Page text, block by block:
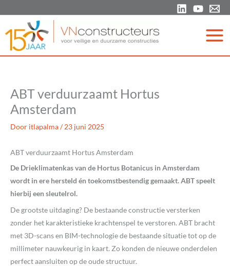
de
inhoud
ABT verduurzaamt Hortus
Amsterdam
Door itlapalma/23 juni 2025
ABT verduurzaamt Hortus Amsterdam
De Drieklimatenkas van de Hortus Botanicus in Amsterdam
wordt in ere hersteld én toekomstbestendig gemaakt. ABT speelt
hierbij een sleutelrol.
De grootste uitdaging? De bestaande constructie versterken
zonder het karakteristieke krachtenspel te verstoren. ABT bracht
met 3D-scans en BIM-technologie de bestaande situatie tot op de
millimeter nauwkeurig in kaart. Zo konden de nieuwe onderdelen
perfect aansluiten op de oude structuur.